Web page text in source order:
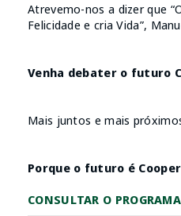
Atrevemo-nos a dizer que
Felicidade e cria Vida”,
Venha debater o futuro
Mais juntos e mais
Porque o futuro é
CONSULTAR O PROGRAMA